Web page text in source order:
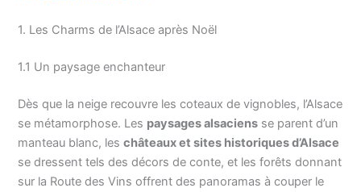
1. Les Charms de l’Alsace après Noël
1.1 Un paysage enchanteur
Dès que la neige recouvre les coteaux de vignobles, l’Alsace
se métamorphose. Les paysages alsaciens se parent d’un
manteau blanc, leschâteaux et sites historiques d’Alsace
se dressent tels des décors de conte, et les forêts donnant
sur la Route des Vins offrent des panoramas à couper le